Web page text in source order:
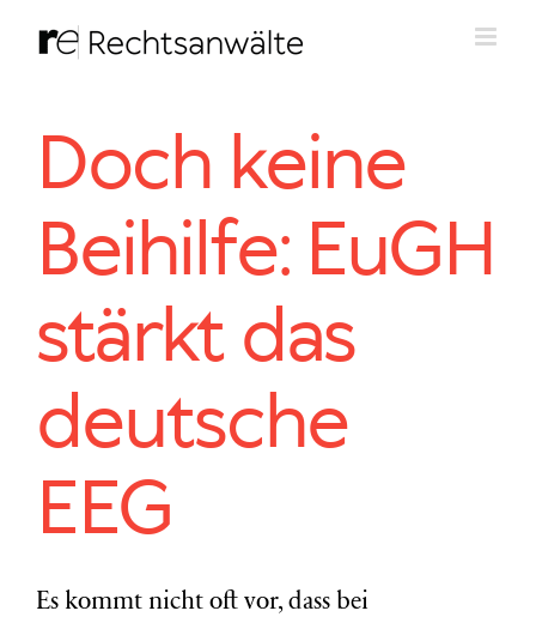
Inhalt
Doch keine
Beihilfe: EuGH
stärkt das
deutsche
EEG
Es kommt nicht oft vor, dass bei